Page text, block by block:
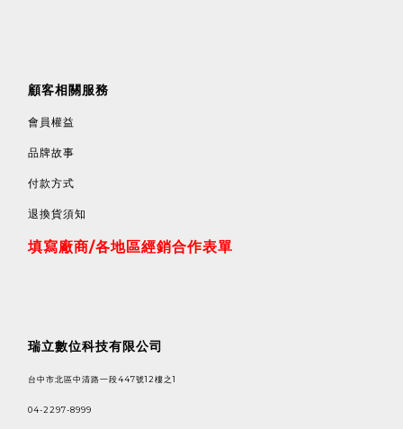
顧客相關服務
會員權益
品牌故事
付款方式
退換貨須知
填寫廠商/各地區經銷合作表單
瑞立數位科技有限公司
台中市北區中清路一段447號12樓之1
04-2297-8999